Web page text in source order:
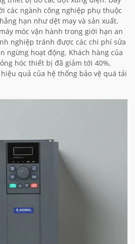
các ngành công nghiệp phụ thuộc
hạn như dệt may và sản xuất.
móc vận hành trong giới hạn an
nghiệp tránh được các chi phí sửa
ngừng hoạt động. Khách hàng của
hóc thiết bị đã giảm tới 40%,
quả của hệ thống bảo vệ quá tải